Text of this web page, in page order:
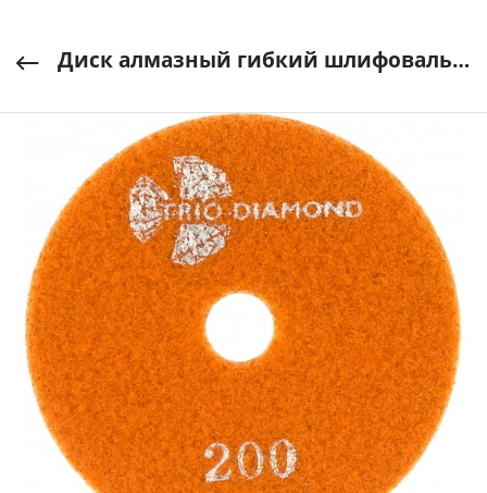
Диск алмазный гибкий шлифовальный "Черепашка" d100 №200, TRIO-DIAMOND арт. 340200